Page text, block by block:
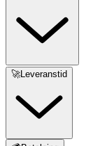
🚀Leveranstid